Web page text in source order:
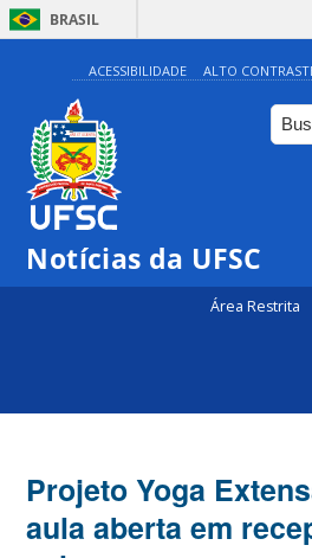
BRASIL
ACESSIBILIDADE ALTO
Notícias da UFSC
Área Restrita
Projeto Yoga
aula aberta em